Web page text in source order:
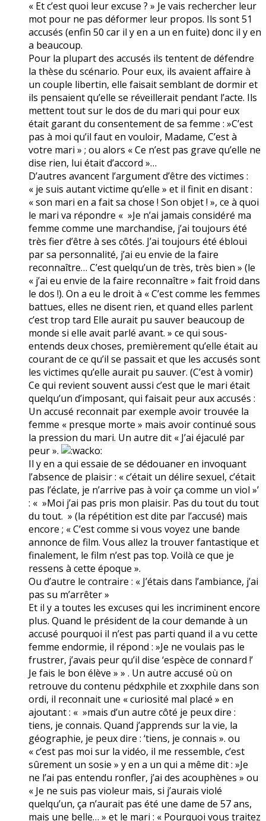
« Et c’est quoi leur excuse ? » Je vais rechercher leur
mot pour ne pas déformer leur propos. Ils sont 51
accusés (enfin 50 car il y en a un en fuite) donc il y en
a beaucoup.
Pour la plupart des accusés ils tentent de défendre
la thèse du scénario. Pour eux, ils avaient affaire à
un couple libertin, elle faisait semblant de dormir et
ils pensaient qu’elle se réveillerait pendant l’acte. Ils
mettent tout sur le dos de du mari qui pour eux
était garant du consentement de sa femme : »C’est
pas à moi qu’il faut en vouloir, Madame, C’est à
votre mari » ; ou alors « Ce n’est pas grave qu’elle ne
dise rien, lui était d’accord »…
D’autres avancent l’argument d’être des victimes :
« je suis autant victime qu’elle » et il finit en disant :
« son mari en a fait sa chose ! Son objet ! », ce à quoi
le mari va répondre « »Je n’ai jamais considéré ma
femme comme une marchandise, j’ai toujours été
très fier d’être à ses côtés. J’ai toujours été ébloui
par sa personnalité, j’ai eu envie de la faire
reconnaître… C’est quelqu’un de très, très bien » (le
« j’ai eu envie de la faire reconnaître » fait froid dans
le dos !). On a eu le droit à « C’est comme les femmes
battues, elles ne disent rien, et quand elles parlent
c’est trop tard Elle aurait pu sauver beaucoup de
monde si elle avait parlé avant. » ce qui sous-
entends deux choses, premièrement qu’elle était au
courant de ce qu’il se passait et que les accusés sont
les victimes qu’elle aurait pu sauver. (C’est à vomir)
Ce qui revient souvent aussi c’est que le mari était
quelqu’un d’imposant, qui faisait peur aux accusés :
Un accusé reconnait par exemple avoir trouvée la
femme « presque morte » mais avoir continué sous
la pression du mari. Un autre dit « J’ai éjaculé par
peur ».
Il y en a qui essaie de se dédouaner en invoquant
l’absence de plaisir : « c’était un délire sexuel, c’était
pas l’éclate, je n’arrive pas à voir ça comme un viol »’
: « »Moi j’ai pas pris mon plaisir. Pas du tout du tout
du tout. » (la répétition est dite par l’accusé) mais
encore ; « C’est comme si vous voyez une bande
annonce de film. Vous allez la trouver fantastique et
finalement, le film n’est pas top. Voilà ce que je
ressens à cette époque ».
Ou d’autre le contraire : « J’étais dans l’ambiance, j’ai
pas su m’arrêter »
Et il y a toutes les excuses qui les incriminent encore
plus. Quand le président de la cour demande à un
accusé pourquoi il n’est pas parti quand il a vu cette
femme endormie, il répond : »Je ne voulais pas le
frustrer, j’avais peur qu’il dise ‘espèce de connard !’
Je fais le bon élève » » . Un autre accusé où on
retrouve du contenu pédxphile et zxxphile dans son
ordi, il reconnait une « curiosité mal placé » en
ajoutant : « »mais d’un autre côté je peux dire :
tiens, je connais. Quand j’apprends sur la vie, la
géographie, je peux dire : ‘tiens, je connais ». ou
« c’est pas moi sur la vidéo, il me ressemble, c’est
sûrement un sosie » y en a un qui a même dit : »Je
ne l’ai pas entendu ronfler, j’ai des acouphènes » ou
« Je ne suis pas violeur mais, si j’aurais violé
quelqu’un, ça n’aurait pas été une dame de 57 ans,
mais une belle… » et le mari : « Pourquoi vous traitez